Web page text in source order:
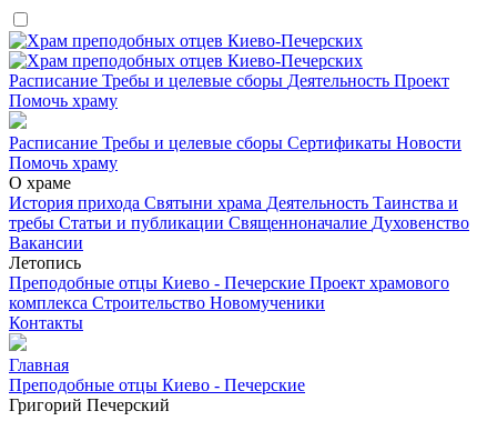
Расписание Требы и целевые сборы Деятельность Проект
Помочь храму
Расписание Требы и целевые сборы Сертификаты Новости
Помочь храму
О храме
История прихода Святыни храма Деятельность Таинства и
требы Статьи и публикации Священноначалие Духовенство
Вакансии
Летопись
Преподобные отцы Киево - Печерские Проект храмового
комплекса Строительство Новомученики
Контакты
Главная
Преподобные отцы Киево - Печерские
Григорий Печерский